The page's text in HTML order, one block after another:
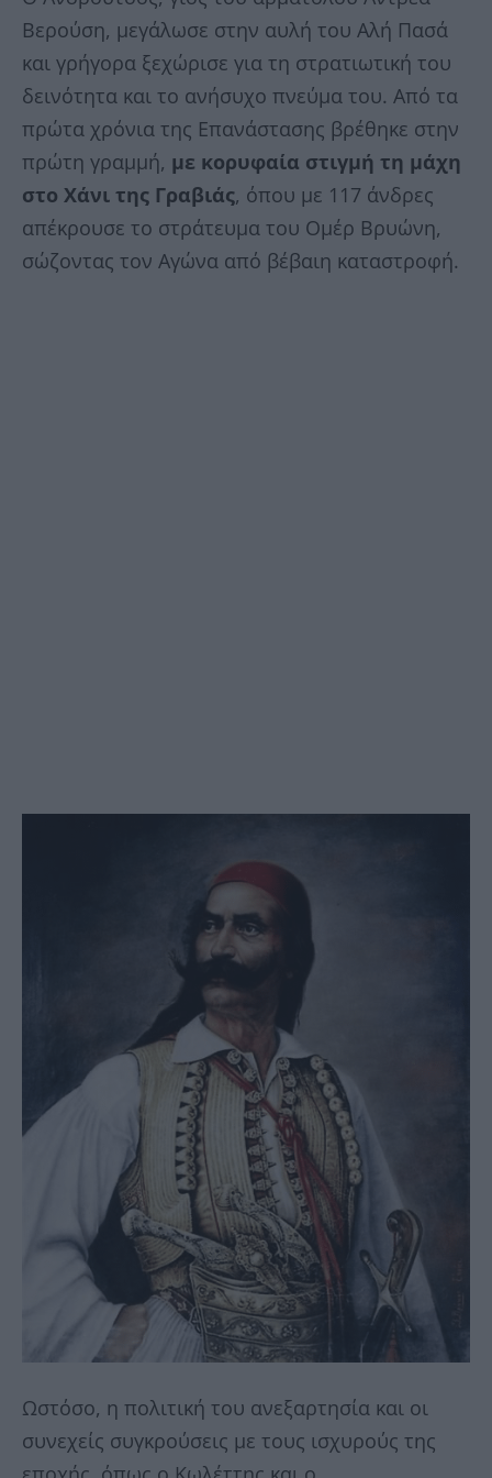
Βερούση, μεγάλωσε στην αυλή του Αλή Πασά
και γρήγορα ξεχώρισε για τη στρατιωτική του
δεινότητα και το ανήσυχο πνεύμα του. Από τα
πρώτα χρόνια της Επανάστασης βρέθηκε στην
πρώτη γραμμή, με κορυφαία στιγμή τη μάχη
στο Χάνι της Γραβιάς, όπου με 117 άνδρες
απέκρουσε το στράτευμα του Ομέρ Βρυώνη,
σώζοντας τον Αγώνα από βέβαιη καταστροφή.
Ωστόσο, η πολιτική του ανεξαρτησία και οι
συνεχείς συγκρούσεις με τους ισχυρούς της